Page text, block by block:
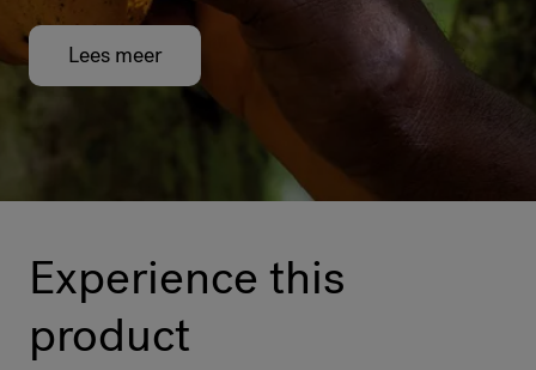
Lees meer
Experience this
product